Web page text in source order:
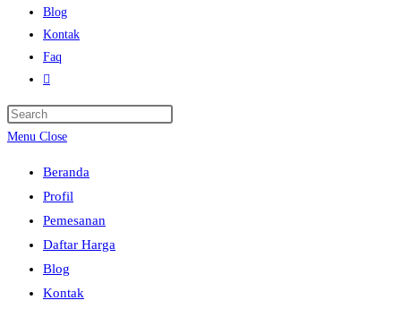
Blog
Kontak
Faq
Toggle
search
Menu Close
Beranda
Profil
Pemesanan
Daftar Harga
Blog
Kontak